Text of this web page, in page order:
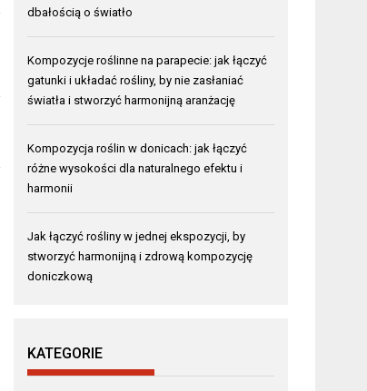
dbałością o światło
Kompozycje roślinne na parapecie: jak łączyć
gatunki i układać rośliny, by nie zasłaniać
światła i stworzyć harmonijną aranżację
Kompozycja roślin w donicach: jak łączyć
różne wysokości dla naturalnego efektu i
harmonii
Jak łączyć rośliny w jednej ekspozycji, by
stworzyć harmonijną i zdrową kompozycję
doniczkową
KATEGORIE